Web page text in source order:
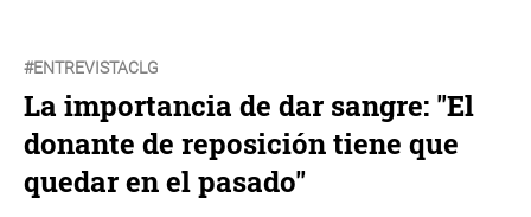
#ENTREVISTACLG
La importancia de dar sangre: "El
donante de reposición tiene que
quedar en el pasado"